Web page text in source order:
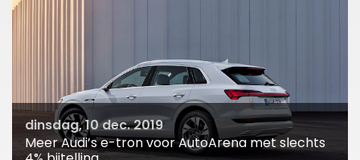
dinsdag, 10 dec. 2019
Meer Audi’s e-tron voor AutoArena met slechts